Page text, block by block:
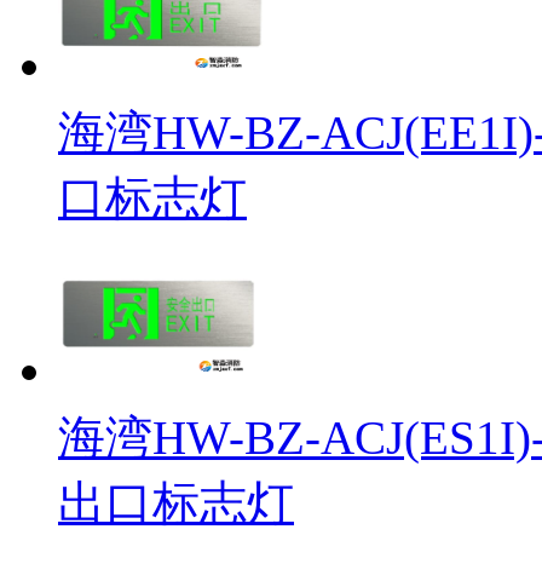
海湾HW-BZ-
口标志灯
海湾HW-BZ-
出口标志灯